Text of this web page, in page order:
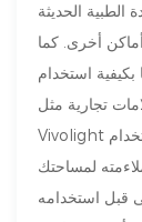
الحديثة
أخرى. كما
استخدام
تجارية مثل
لمساحتك